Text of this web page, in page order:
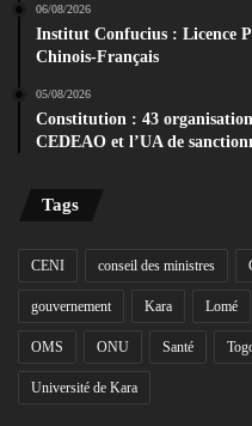
06/08/2026
Institut Confucius : Licence
Chinois-Français
05/08/2026
Constitution : 43
CEDEAO et l’UA de
Tags
CENI conseil des ministres
gouvernement Kara Lomé
OMS ONU Santé
Université de Kara